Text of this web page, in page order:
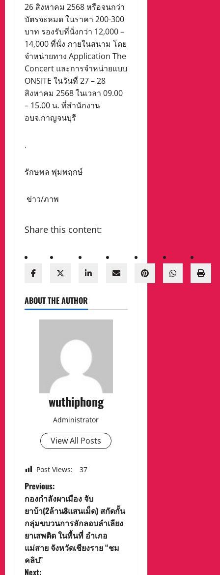
26 สิงหาคม 2568 หรือจนกว่า
บัตรจะหมด ในราคา 200-300
บาท รองรับที่นั่งกว่า 12,000 –
14,000 ที่นั่ง ภายในสนาม โดย
จำหน่ายทาง Application The
Concert และการจำหน่ายแบบ
ONSITE ในวันที่ 27 – 28
สิงหาคม 2568 ในเวลา 09.00
– 15.00 น. ที่สำนักงาน
อบจ.กาญจนบุรี
.
รักษพล พุ่มพฤกษ์
ข่าว/ภาพ
Share this content:
ABOUT THE AUTHOR
wuthiphong
Administrator
View All Posts
Post Views: 37
P
o
s
t
Previous:
กองกำลังผาเมือง จับ
ยาบ้า(2ล้าน8แสนเม็ด) สกัดกั้น
กลุ่มขบวนการลักลอบลำเลียง
ยาเสพติด ในพื้นที่ อำเภอ
แม่สาย จังหวัดเชียงราย “ชม
คลิป”
Next: